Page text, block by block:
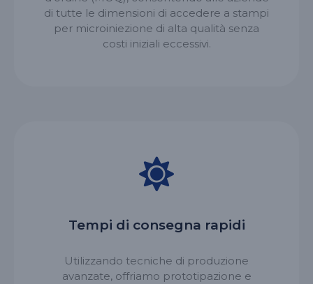
di tutte le dimensioni di accedere a stampi
per microiniezione di alta qualità senza
costi iniziali eccessivi.
Tempi di consegna rapidi
Utilizzando tecniche di produzione
avanzate, offriamo prototipazione e